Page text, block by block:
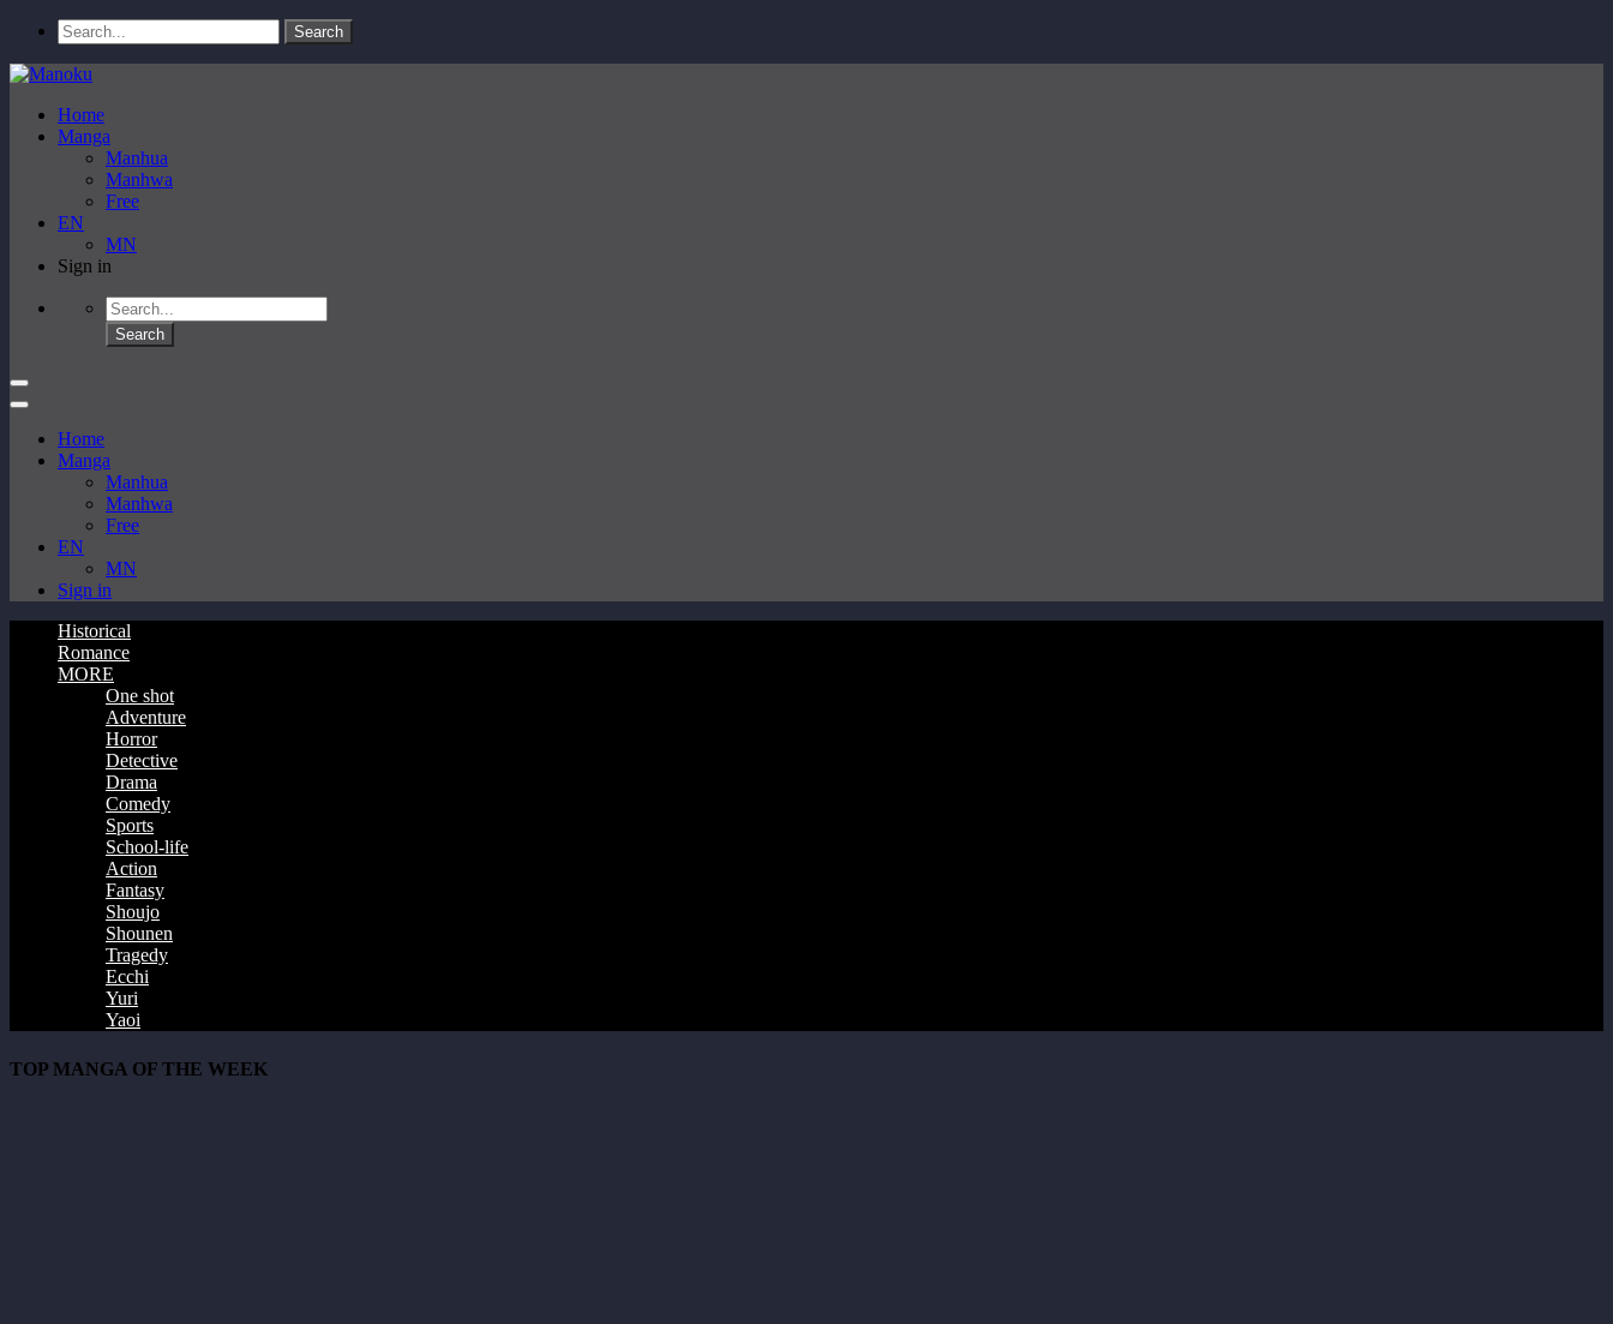
Home
Manga
Manhua
Manhwa
Free
EN
MN
Sign in
Home
Manga
Manhua
Manhwa
Free
EN
MN
Sign in
Historical
Romance
MORE
One shot
Adventure
Horror
Detective
Drama
Comedy
Sports
School-life
Action
Fantasy
Shoujo
Shounen
Tragedy
Ecchi
Yuri
Yaoi
TOP MANGA OF THE WEEK